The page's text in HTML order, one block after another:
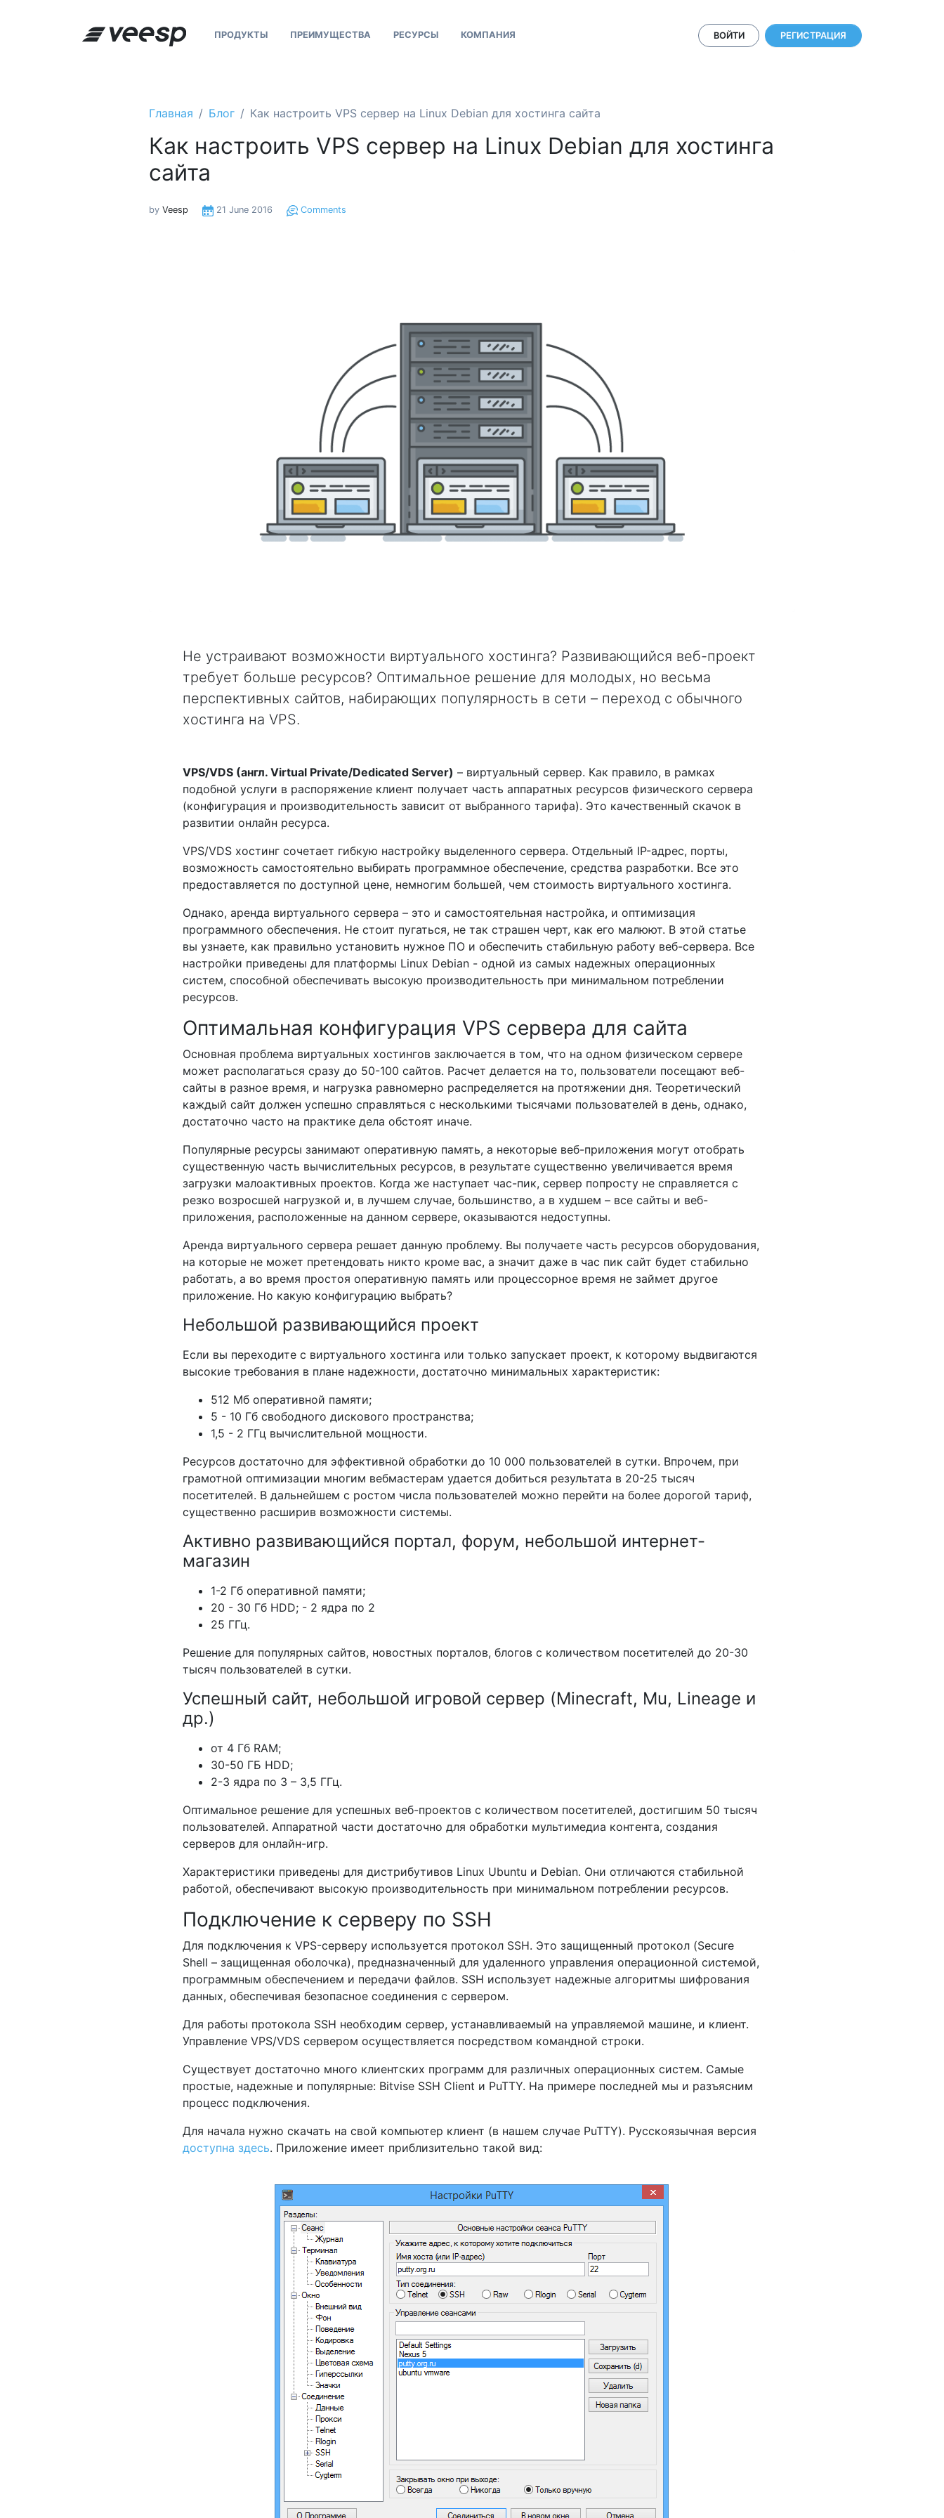
ПРОДУКТЫ ПРЕИМУЩЕСТВА РЕСУРСЫ КОМПАНИЯ ВОЙТИ РЕГИСТРАЦИЯ
Главная Блог Как настроить VPS сервер на Linux Debian для хостинга сайта
Как настроить VPS сервер на Linux Debian для хостинга
сайта
by Veesp 21 June 2016 Comments
Не устраивают возможности виртуального хостинга? Развивающийся веб-проект
требует больше ресурсов? Оптимальное решение для молодых, но весьма
перспективных сайтов, набирающих популярность в сети – переход с обычного
хостинга на VPS.
VPS/VDS (англ. Virtual Private/Dedicated Server) – виртуальный сервер. Как правило, в рамках
подобной услуги в распоряжение клиент получает часть аппаратных ресурсов физического сервера
(конфигурация и производительность зависит от выбранного тарифа). Это качественный скачок в
развитии онлайн ресурса.
VPS/VDS хостинг сочетает гибкую настройку выделенного сервера. Отдельный IP-адрес, порты,
возможность самостоятельно выбирать программное обеспечение, средства разработки. Все это
предоставляется по доступной цене, немногим большей, чем стоимость виртуального хостинга.
Однако, аренда виртуального сервера – это и самостоятельная настройка, и оптимизация
программного обеспечения. Не стоит пугаться, не так страшен черт, как его малюют. В этой статье
вы узнаете, как правильно установить нужное ПО и обеспечить стабильную работу веб-сервера. Все
настройки приведены для платформы Linux Debian - одной из самых надежных операционных
систем, способной обеспечивать высокую производительность при минимальном потреблении
ресурсов.
Оптимальная конфигурация VPS сервера для сайта
Основная проблема виртуальных хостингов заключается в том, что на одном физическом сервере
может располагаться сразу до 50-100 сайтов. Расчет делается на то, пользователи посещают веб-
сайты в разное время, и нагрузка равномерно распределяется на протяжении дня. Теоретический
каждый сайт должен успешно справляться с несколькими тысячами пользователей в день, однако,
достаточно часто на практике дела обстоят иначе.
Популярные ресурсы занимают оперативную память, а некоторые веб-приложения могут отобрать
существенную часть вычислительных ресурсов, в результате существенно увеличивается время
загрузки малоактивных проектов. Когда же наступает час-пик, сервер попросту не справляется с
резко возросшей нагрузкой и, в лучшем случае, большинство, а в худшем – все сайты и веб-
приложения, расположенные на данном сервере, оказываются недоступны.
Аренда виртуального сервера решает данную проблему. Вы получаете часть ресурсов оборудования,
на которые не может претендовать никто кроме вас, а значит даже в час пик сайт будет стабильно
работать, а во время простоя оперативную память или процессорное время не займет другое
приложение. Но какую конфигурацию выбрать?
Небольшой развивающийся проект
Если вы переходите с виртуального хостинга или только запускает проект, к которому выдвигаются
высокие требования в плане надежности, достаточно минимальных характеристик:
512 Мб оперативной памяти;
5 - 10 Гб свободного дискового пространства;
1,5 - 2 ГГц вычислительной мощности.
Ресурсов достаточно для эффективной обработки до 10 000 пользователей в сутки. Впрочем, при
грамотной оптимизации многим вебмастерам удается добиться результата в 20-25 тысяч
посетителей. В дальнейшем с ростом числа пользователей можно перейти на более дорогой тариф,
существенно расширив возможности системы.
Активно развивающийся портал, форум, небольшой интернет-
магазин
1-2 Гб оперативной памяти;
20 - 30 Гб HDD; - 2 ядра по 2
25 ГГц.
Решение для популярных сайтов, новостных порталов, блогов с количеством посетителей до 20-30
тысяч пользователей в сутки.
Успешный сайт, небольшой игровой сервер (Minecraft, Mu, Lineage и
др.)
от 4 Гб RAM;
30-50 ГБ HDD;
2-3 ядра по 3 – 3,5 ГГц.
Оптимальное решение для успешных веб-проектов с количеством посетителей, достигшим 50 тысяч
пользователей. Аппаратной части достаточно для обработки мультимедиа контента, создания
серверов для онлайн-игр.
Характеристики приведены для дистрибутивов Linux Ubuntu и Debian. Они отличаются стабильной
работой, обеспечивают высокую производительность при минимальном потреблении ресурсов.
Подключение к серверу по SSH
Для подключения к VPS-серверу используется протокол SSH. Это защищенный протокол (Secure
Shell – защищенная оболочка), предназначенный для удаленного управления операционной системой,
программным обеспечением и передачи файлов. SSH использует надежные алгоритмы шифрования
данных, обеспечивая безопасное соединения с сервером.
Для работы протокола SSH необходим сервер, устанавливаемый на управляемой машине, и клиент.
Управление VPS/VDS сервером осуществляется посредством командной строки.
Существует достаточно много клиентских программ для различных операционных систем. Самые
простые, надежные и популярные: Bitvise SSH Client и PuTTY. На примере последней мы и разъясним
процесс подключения.
Для начала нужно скачать на свой компьютер клиент (в нашем случае PuTTY). Русскоязычная версия
доступна здесь. Приложение имеет приблизительно такой вид: